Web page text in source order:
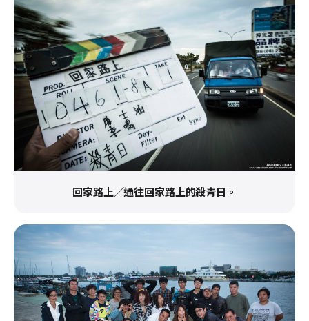
回家路上／通往回家路上的殺青日。